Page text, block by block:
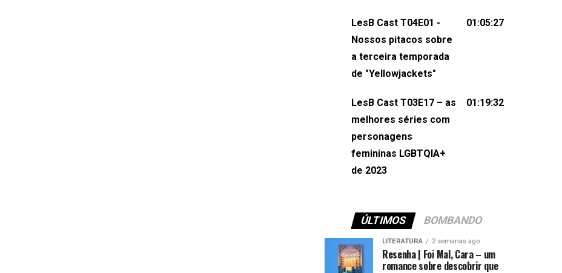
sociais:Twitter: ⁠⁠⁠⁠@lesbout_br⁠⁠⁠⁠ Instagram:
do LesB Cast:Apresentação de
Karolen Passos
(⁠⁠⁠⁠⁠⁠@KarolenPassos⁠⁠⁠⁠⁠⁠)Participação de
Pollyelly FlorêncioEdição de Naiady
Machado
LesB Cast T04E01 -
Nossos pitacos sobre
a terceira temporada
de "Yellowjackets"
01:05:27
LesB Cast T03E17 – as
melhores séries com
personagens
femininas LGBTQIA+
de 2023
01:19:32
ÚLTIMOS BOMBANDO
LITERATURA 2 semanas ago
Resenha | Foi Mal, Cara – um
romance sobre descobrir que